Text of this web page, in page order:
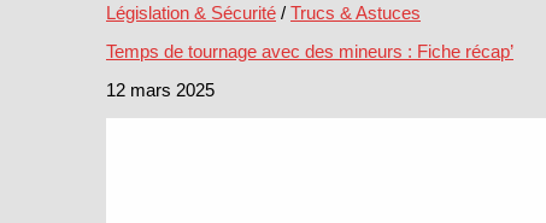
Législation & Sécurité / Trucs & Astuces
Temps de tournage avec des mineurs : Fiche récap’
12 mars 2025